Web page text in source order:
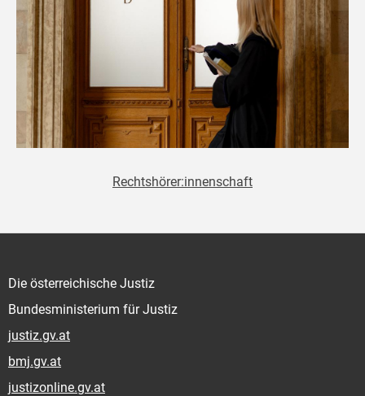
Rechtshörer:innenschaft
Die österreichische Justiz
Bundesministerium für Justiz
justiz.gv.at
bmj.gv.at
justizonline.gv.at